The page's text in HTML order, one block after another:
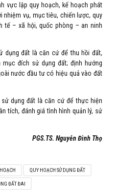
vực lập quy hoạch, kế hoạch phát
nhiệm vụ, mục tiêu, chiến lược, quy
tế – xã hội, quốc phòng – an ninh
dụng đất là căn cứ để thu hồi đất,
đích sử dụng đất; định hướng
nước đầu tư có hiệu quả vào đất
dụng đất là căn cứ để thực hiện
tích, đánh giá tình hình quản lý, sử
PGS.TS. Nguyễn Đình Thọ
QUY HOẠCH SỬ DỤNG ĐẤT
ĐẤT ĐAI